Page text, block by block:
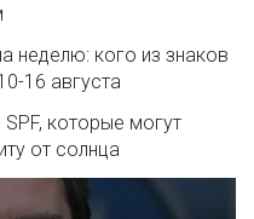
неделю: кого из знаков
16 августа
которые могут
от солнца